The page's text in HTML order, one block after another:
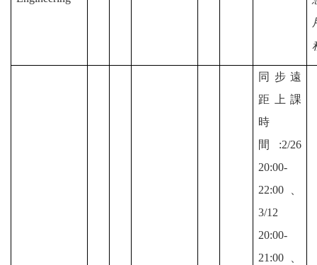
同步遠
距上課
時
間:2/26
20:00-
22:00、
3/12
20:00-
21:00、